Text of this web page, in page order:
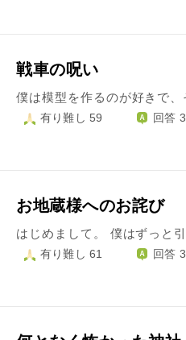
戦車の呪い
有り難し 59 回答 3
お地蔵様へのお詫び
有り難し 61 回答 3